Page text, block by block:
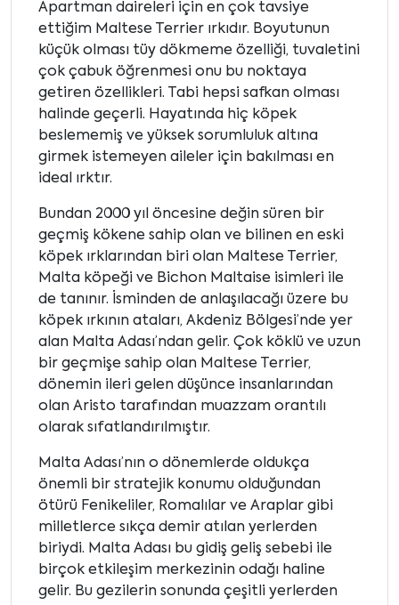
Apartman daireleri için en çok tavsiye
ettiğim Maltese Terrier ırkıdır. Boyutunun
küçük olması tüy dökmeme özelliği, tuvaletini
çok çabuk öğrenmesi onu bu noktaya
getiren özellikleri. Tabi hepsi safkan olması
halinde geçerli. Hayatında hiç köpek
beslememiş ve yüksek sorumluluk altına
girmek istemeyen aileler için bakılması en
ideal ırktır.
Bundan 2000 yıl öncesine değin süren bir
geçmiş kökene sahip olan ve bilinen en eski
köpek ırklarından biri olan Maltese Terrier,
Malta köpeği ve Bichon Maltaise isimleri ile
de tanınır. İsminden de anlaşılacağı üzere bu
köpek ırkının ataları, Akdeniz Bölgesi’nde yer
alan Malta Adası’ndan gelir. Çok köklü ve uzun
bir geçmişe sahip olan Maltese Terrier,
dönemin ileri gelen düşünce insanlarından
olan Aristo tarafından muazzam orantılı
olarak sıfatlandırılmıştır.
Malta Adası’nın o dönemlerde oldukça
önemli bir stratejik konumu olduğundan
ötürü Fenikeliler, Romalılar ve Araplar gibi
milletlerce sıkça demir atılan yerlerden
biriydi. Malta Adası bu gidiş geliş sebebi ile
birçok etkileşim merkezinin odağı haline
gelir. Bu gezilerin sonunda çeşitli yerlerden